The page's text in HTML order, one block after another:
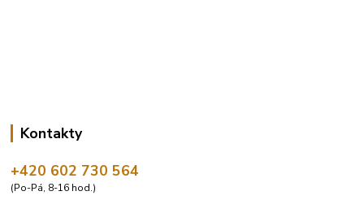
Kontakty
+420 602 730 564
(Po-Pá, 8-16 hod.)